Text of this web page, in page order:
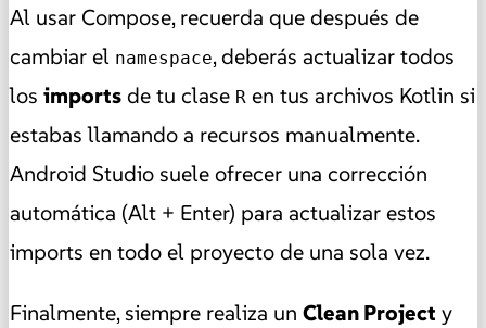
Al usar Compose, recuerda que después de
cambiar el namespace, deberás actualizar todos
los importsde tu clase R en tus archivos Kotlin si
estabas llamando a recursos manualmente.
Android Studio suele ofrecer una corrección
automática (Alt + Enter) para actualizar estos
imports en todo el proyecto de una sola vez.
Finalmente, siempre realiza un Clean Project y